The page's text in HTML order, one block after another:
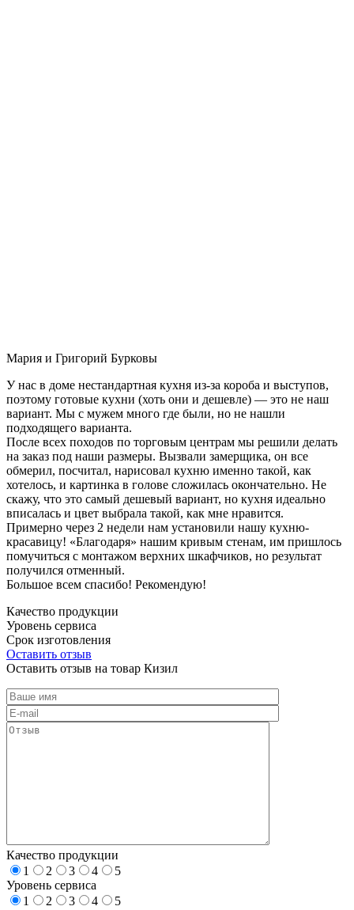
Мария и Григорий Бурковы
У нас в доме нестандартная кухня из-за короба и выступов,
поэтому готовые кухни (хоть они и дешевле) — это не наш
вариант. Мы с мужем много где были, но не нашли
подходящего варианта.
После всех походов по торговым центрам мы решили делать
на заказ под наши размеры. Вызвали замерщика, он все
обмерил, посчитал, нарисовал кухню именно такой, как
хотелось, и картинка в голове сложилась окончательно. Не
скажу, что это самый дешевый вариант, но кухня идеально
вписалась и цвет выбрала такой, как мне нравится.
Примерно через 2 недели нам установили нашу кухню-
красавицу! «Благодаря» нашим кривым стенам, им пришлось
помучиться с монтажом верхних шкафчиков, но результат
получился отменный.
Большое всем спасибо! Рекомендую!
Качество продукции
Уровень сервиса
Срок изготовления
Оставить отзыв
Оставить отзыв на товар Кизил
Качество продукции
1
2 3 4
5
Уровень сервиса
1
2 3 4
5